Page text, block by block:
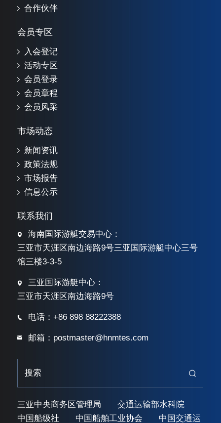
合作伙伴
会员专区
入会登记
活动专区
会员登录
会员章程
会员风采
市场动态
新闻资讯
政策法规
市场报告
信息公示
联系我们
海南国际游艇交易中心：
三亚市天涯区南边海路9号三亚国际游艇中心三号
馆三楼3-3-5
三亚国际游艇中心：
三亚市天涯区南边海路9号
电话：+86 898 88222388
邮箱：postmaster@hnmtes.com
三亚中央商务区管理局
交通运输部水科院
中国船级社
中国船舶工业协会 中国交通运